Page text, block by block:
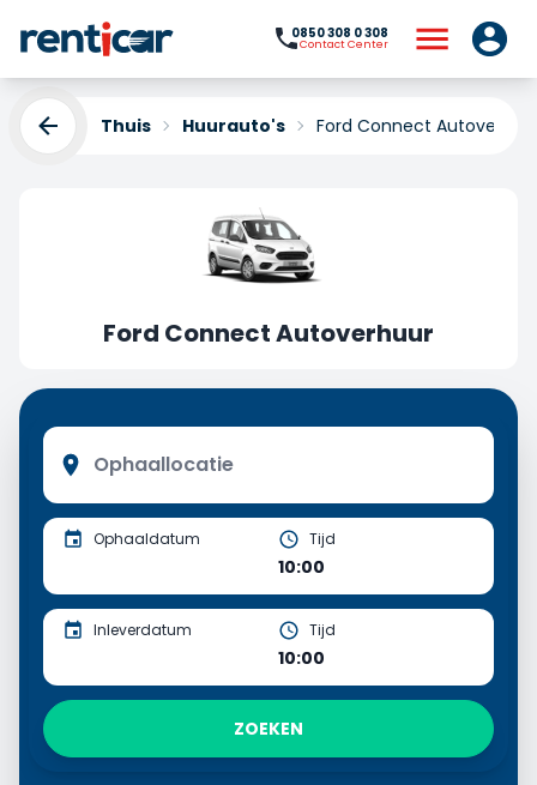
0850 308 0 308
Contact Center
Thuis Huurauto's Ford Connect
Ford Connect Autoverhuur
Ophaaldatum Tijd
10:00
Inleverdatum Tijd
10:00
ZOEKEN